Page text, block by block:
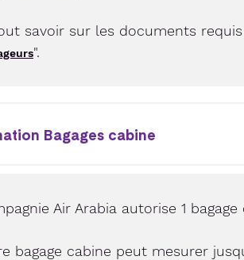
savoir sur les documents
".
Bagages cabine
Air Arabia autorise 1 bagage
bagage cabine peut mesurer